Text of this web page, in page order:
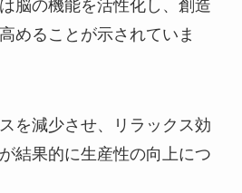
脳の機能を活性化し、創造
めることが示されていま
を減少させ、リラックス効
結果的に生産性の向上につ